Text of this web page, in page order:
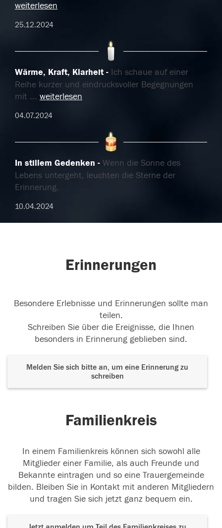
weiterlesen
25.12.2024
Wärme, Kraft, Klarheit
Ich schaue auf einer
Reihe kurzer und eindrucksvoller Begegnungen
mit ... weiterlesen
04.07.2024
In stillem Gedenken
Wenn die Sonne des
Lebens untergeht, leuchten die Sterne der
Erinnerung.
10.04.2024
Erinnerungen
Besondere Erlebnisse und Erinnerungen sollte man
teilen.
Schreiben Sie über die Ereignisse, die Ihnen
besonders in Erinnerung geblieben sind.
Melden Sie sich bitte an, um eine Erinnerung zu
schreiben
Familienkreis
In einem Familienkreis können sich sowohl alle
Mitglieder einer Familie, als auch Freunde und
Bekannte eintragen und so eine Trauergemeinde
bilden. Bleiben Sie in Kontakt mit anderen Mitgliedern
und tragen Sie sich jetzt ganz bequem ein.